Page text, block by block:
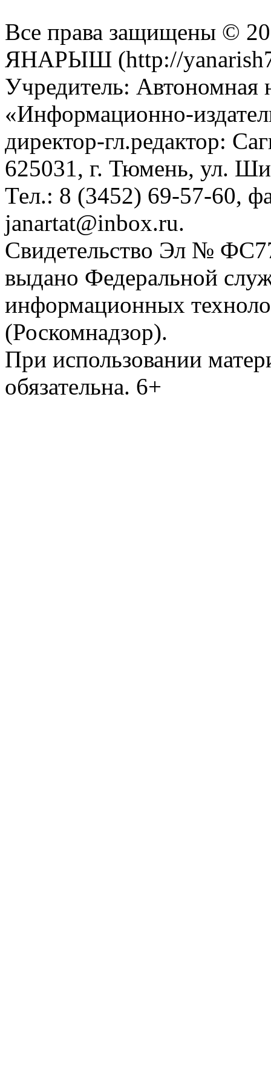
Все права защищены ©
ЯНАРЫШ (http://
Учредитель: Автономная
«Информационно-
директор-гл.редактор:
625031, г. Тюмень, ул.
Тел.: 8 (3452) 69-57-60,
janartat@inbox.ru.
Свидетельство Эл №
выдано Федеральной
информационных
(Роскомнадзор).
При использовании
обязательна. 6+